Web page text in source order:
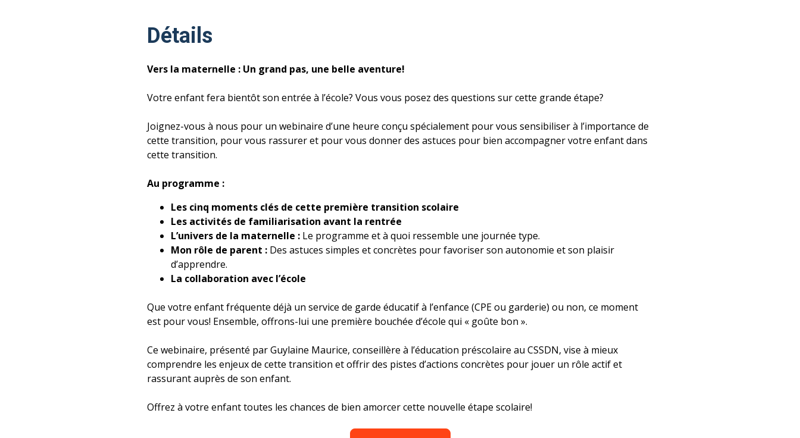
Détails
Vers la maternelle : Un grand pas, une belle aventure!
Votre enfant fera bientôt son entrée à l’école? Vous vous posez des questions sur cette grande étape?
Joignez-vous à nous pour un webinaire d’une heure conçu spécialement pour vous sensibiliser à l’importance de
cette transition, pour vous rassurer et pour vous donner des astuces pour bien accompagner votre enfant dans
cette transition.
Au programme :
Les cinq moments clés de cette première transition scolaire
Les activités de familiarisation avant la rentrée
L’univers de la maternelle : Le programme et à quoi ressemble une journée type.
Mon rôle de parent : Des astuces simples et concrètes pour favoriser son autonomie et son plaisir
d’apprendre.
La collaboration avec l’école
Que votre enfant fréquente déjà un service de garde éducatif à l’enfance (CPE ou garderie) ou non, ce moment
est pour vous! Ensemble, offrons-lui une première bouchée d’école qui « goûte bon ».
Ce webinaire, présenté par Guylaine Maurice, conseillère à l’éducation préscolaire au CSSDN, vise à mieux
comprendre les enjeux de cette transition et offrir des pistes d’actions concrètes pour jouer un rôle actif et
rassurant auprès de son enfant.
Offrez à votre enfant toutes les chances de bien amorcer cette nouvelle étape scolaire!